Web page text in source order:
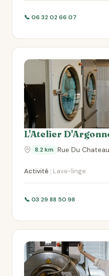
📞 06 32 02 66 07
L'Atelier
8.2 km Rue Du
Activité : Lave-linge
📞 03 29 88 50 98